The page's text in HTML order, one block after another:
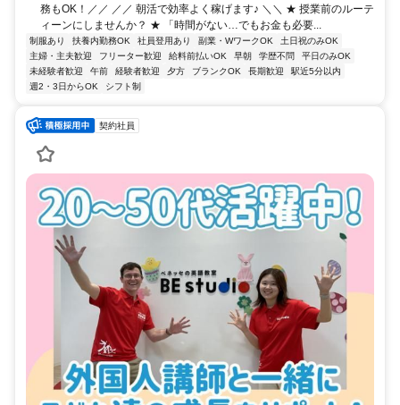
務もOK！／／ ／／ 朝活で効率よく稼げます♪ ＼＼ ★ 授業前のルーテ
ィーンにしませんか？ ★ 「時間がない…でもお金も必要...
制服あり 扶養内勤務OK 社員登用あり 副業・WワークOK
土日祝のみOK
主婦・主夫歓迎
フリーター歓迎 給料前払いOK 早朝 学歴不問
平日のみOK
未経験者歓迎
午前 経験者歓迎 夕方 ブランクOK 長期歓迎
駅近5分以内
週2・3日からOK
シフト制
契約社員